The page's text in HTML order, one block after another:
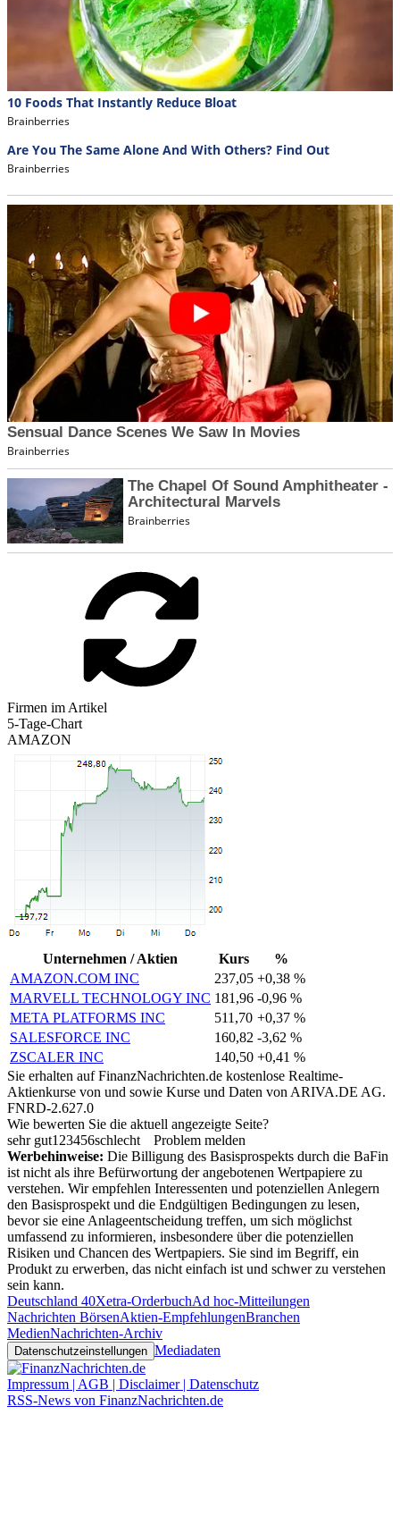
Firmen im Artikel
5-Tage-Chart
AMAZON
Unternehmen / Aktien Kurs
%
AMAZON.COM INC
237,05 +0,38 %
MARVELL TECHNOLOGY INC 181,96 -0,96 %
META PLATFORMS INC
511,70 +0,37 %
SALESFORCE INC
160,82 -3,62 %
ZSCALER INC
140,50 +0,41 %
Sie erhalten auf FinanzNachrichten.de kostenlose Realtime-
Aktienkurse von und sowie Kurse und Daten von ARIVA.DE AG.
FNRD-2.627.0
Wie bewerten Sie die aktuell angezeigte Seite?
sehr gut1 23456schlecht
Problem melden
Werbehinweise: Die Billigung des Basisprospekts durch die BaFin
ist nicht als ihre Befürwortung der angebotenen Wertpapiere zu
verstehen. Wir empfehlen Interessenten und potenziellen Anlegern
den Basisprospekt und die Endgültigen Bedingungen zu lesen,
bevor sie eine Anlageentscheidung treffen, um sich möglichst
umfassend zu informieren, insbesondere über die potenziellen
Risiken und Chancen des Wertpapiers. Sie sind im Begriff, ein
Produkt zu erwerben, das nicht einfach ist und schwer zu verstehen
sein kann.
Deutschland 40Xetra-OrderbuchAd hoc-Mitteilungen
Nachrichten BörsenAktien-EmpfehlungenBranchen
MedienNachrichten-Archiv
Datenschutzeinstellungen Mediadaten
Impressum | AGB | Disclaimer | Datenschutz
RSS-News von FinanzNachrichten.de